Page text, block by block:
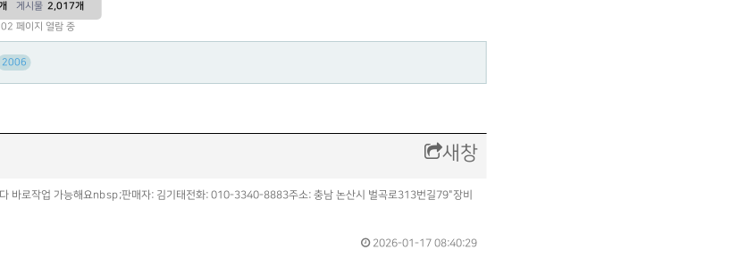
게시물 2,017개
페이지 열람 중
2006
새창
바로작업 가능해요nbsp;판매자: 김기태전화: 010-3340-8883주소: 충남 논산시 벌곡로313번길79"장비
2026-01-17 08:40:29